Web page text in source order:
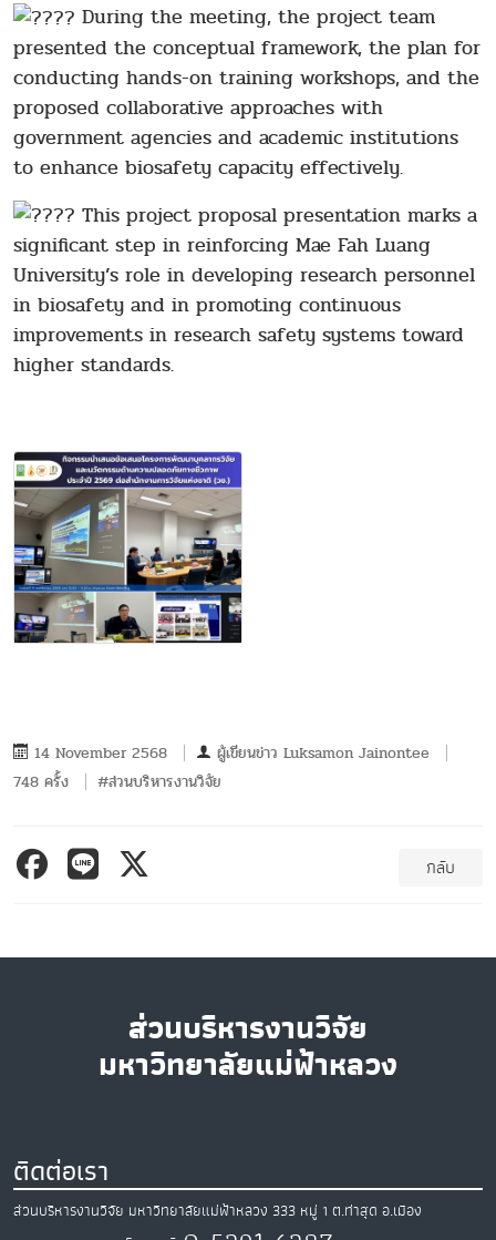
During the meeting, the project team
presented the conceptual framework, the plan for
conducting hands-on training workshops, and the
proposed collaborative approaches with
government agencies and academic institutions
to enhance biosafety capacity effectively.
This project proposal presentation marks a
significant step in reinforcing Mae Fah Luang
University’s role in developing research personnel
in biosafety and in promoting continuous
improvements in research safety systems toward
higher standards.
14 November 2568 ผู้เขียนข่าว Luksamon Jainontee
748 ครั้ง
#ส่วนบริหารงานวิจัย
กลับ
ส่วนบริหารงานวิจัย
มหาวิทยาลัยแม่ฟ้าหลวง
ติดต่อเรา
ส่วนบริหารงานวิจัย มหาวิทยาลัยแม่ฟ้าหลวง 333 หมู่ 1 ต.ท่าสุด อ.เมือง